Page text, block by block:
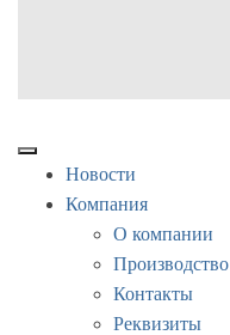
Новости
Компания
О компании
Производство
Контакты
Реквизиты